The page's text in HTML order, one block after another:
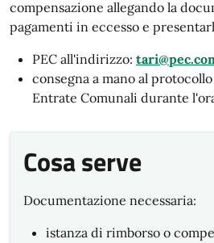
compensazione allegando la
pagamenti in eccesso e
PEC all'indirizzo:
consegna a mano al
Entrate Comunali durante
Cosa serve
Documentazione necessaria:
istanza di rimborso o